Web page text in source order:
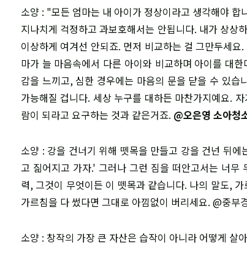
소양 : "모든 엄마는 내 아이가 정상이라고 생각해야
지나치게 걱정하고 과보호해서는 안됩니다. 내가 상상
이상하게 여겨선 안되죠. 먼저 비교하는 걸 그만두세
마가 늘 마음속에서 다른 아이와 비교하며 아이를 대
감을 느끼고, 심한 경우에는 마음의 문을 닫을 수 있
가능해질 겁니다. 세상 누구를 대하든 마찬가지예요.
람이 되라고 요구하는 것과 같은거죠. @오은영 소아청
소양 : 강을 건너기 위해 뗏목을 만들고 강을 건넌 뒤
고 짊어지고 가자.' 그러나 그런 짐을 떠안고서는 너
력, 그것이 무엇이든 이 뗏목과 같습니다. 나의 말도,
가르침을 다 썼다면 그대로 아낌없이 버리세요. @중부
소양 : 창작의 가장 큰 자산은 습작이 아니라 어떻게 살